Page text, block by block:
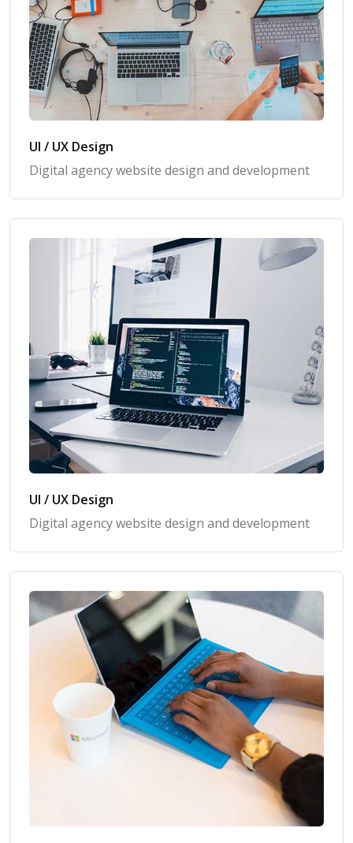
UI / UX Design
Digital agency website design and development
UI / UX Design
Digital agency website design and development